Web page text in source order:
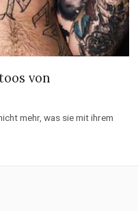
von
mehr, was sie mit ihrem